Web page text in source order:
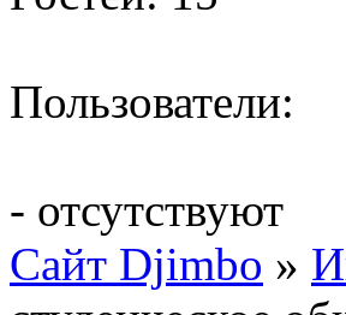
Пользователи:
- отсутствуют
Сайт Djimbo »